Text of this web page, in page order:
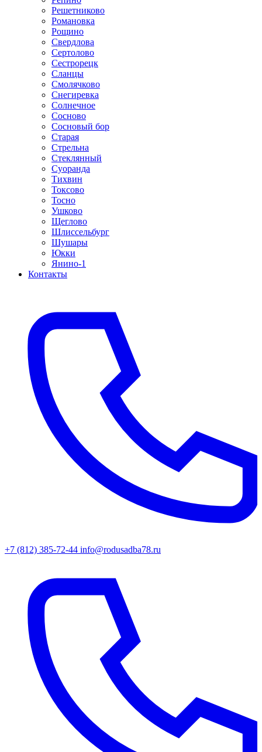
Решетниково
Романовка
Рощино
Свердлова
Сертолово
Сестрорецк
Сланцы
Смолячково
Снегиревка
Солнечное
Сосново
Сосновый бор
Старая
Стрельна
Стеклянный
Суоранда
Тихвин
Токсово
Тосно
Ушково
Щеглово
Шлиссельбург
Шушары
Юкки
Янино-1
Контакты
+7 (812) 385-72-44 info@rodusadba78.ru